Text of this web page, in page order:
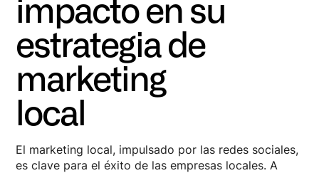
impacto en su
estrategia de
marketing
local
El marketing local, impulsado por las redes sociales,
es clave para el éxito de las empresas locales. A